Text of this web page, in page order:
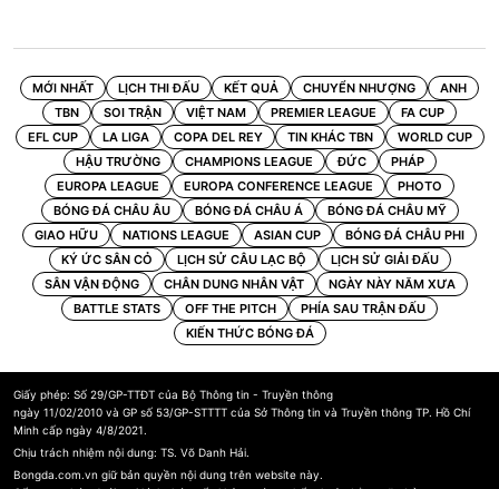
MỚI NHẤT LỊCH THI ĐẤU KẾT QUẢ CHUYỂN NHƯỢNG
ANH
TBN
SOI TRẬN VIỆT NAM PREMIER LEAGUE
FA CUP
EFL CUP
LA LIGA COPA DEL REY TIN KHÁC TBN
WORLD CUP
HẬU TRƯỜNG
CHAMPIONS LEAGUE ĐỨC
PHÁP
EUROPA LEAGUE
EUROPA CONFERENCE LEAGUE
PHOTO
BÓNG ĐÁ CHÂU ÂU
BÓNG ĐÁ CHÂU Á
BÓNG ĐÁ CHÂU MỸ
GIAO HỮU
NATIONS LEAGUE ASIAN CUP
BÓNG ĐÁ CHÂU PHI
KÝ ỨC SÂN CỎ
LỊCH SỬ CÂU LẠC BỘ
LỊCH SỬ GIẢI ĐẤU
SÂN VẬN ĐỘNG
CHÂN DUNG NHÂN VẬT
NGÀY NÀY NĂM XƯA
BATTLE STATS
OFF THE PITCH
PHÍA SAU TRẬN ĐẤU
KIẾN THỨC BÓNG ĐÁ
Giấy phép: Số 29/GP-TTĐT của Bộ Thông tin - Truyền thông
ngày 11/02/2010 và GP số 53/GP-STTTT của Sở Thông tin và Truyền thông TP. Hồ Chí
Minh cấp ngày 4/8/2021.
Chịu trách nhiệm nội dung: TS. Võ Danh Hải.
Bongda.com.vn giữ bản quyền nội dung trên website này.